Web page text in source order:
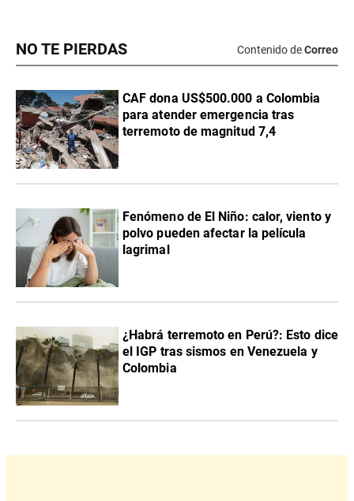
NO TE PIERDAS Contenido deCorreo
CAF dona US$500.000 a Colombia
para atender emergencia tras
terremoto de magnitud 7,4
Fenómeno de El Niño: calor, viento y
polvo pueden afectar la película
lagrimal
¿Habrá terremoto en Perú?: Esto dice
el IGP tras sismos en Venezuela y
Colombia